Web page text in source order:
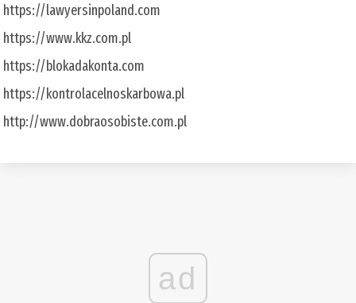
https://lawyersinpoland.com
https://www.kkz.com.pl
https://blokadakonta.com
https://kontrolacelnoskarbowa.pl
http://www.dobraosobiste.com.pl
ad